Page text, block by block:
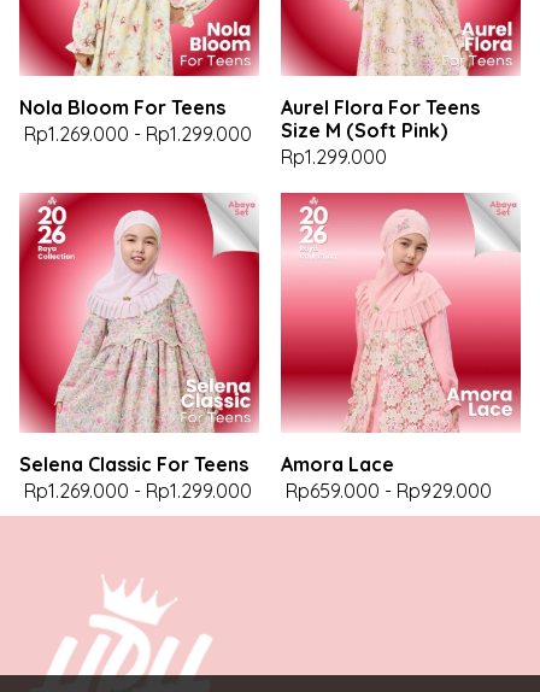
Nola Bloom For Teens
Rp1.269.000 - Rp1.299.000
Aurel Flora For Teens
Size M (Soft Pink)
Rp1.299.000
Selena Classic For Teens
Rp1.269.000 - Rp1.299.000
Amora Lace
Rp659.000 - Rp929.000